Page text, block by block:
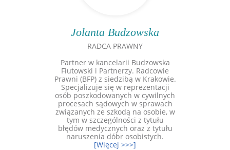
Jolanta Budzowska
RADCA PRAWNY
Partner w kancelarii Budzowska
Fiutowski i Partnerzy. Radcowie
Prawni (BFP) z siedzibą w Krakowie.
Specjalizuje się w reprezentacji
osób poszkodowanych w cywilnych
procesach sądowych w sprawach
związanych ze szkodą na osobie, w
tym w szczególności z tytułu
błędów medycznych oraz z tytułu
naruszenia dóbr osobistych.
[Więcej >>>]